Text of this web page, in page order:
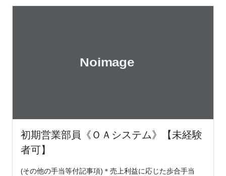
初期営業部員《ＯＡシステム》【未経験
者可】
(その他の手当等付記事項)＊売上利益に応じた歩合手当